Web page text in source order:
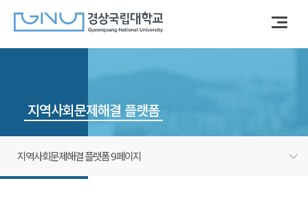
지역사회문제해결 플랫폼 9 페이지
지역사회문제해결 플랫폼